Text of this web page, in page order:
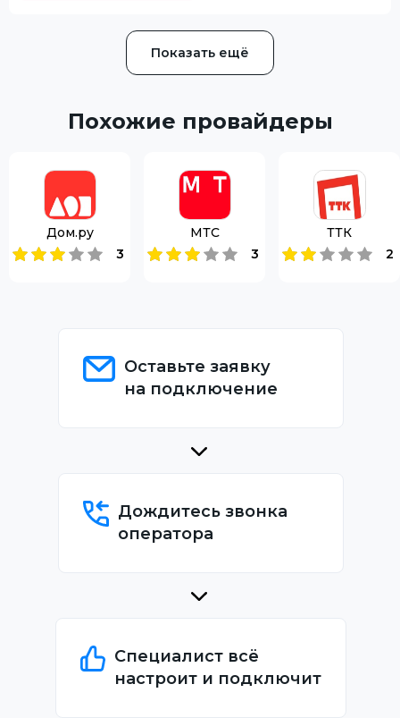
Показать ещё
Похожие провайдеры
Дом.ру
3
МТС
3
ТТК
2
Оставьте заявку
на подключение
Дождитесь звонка
оператора
Специалист всё
настроит и подключит